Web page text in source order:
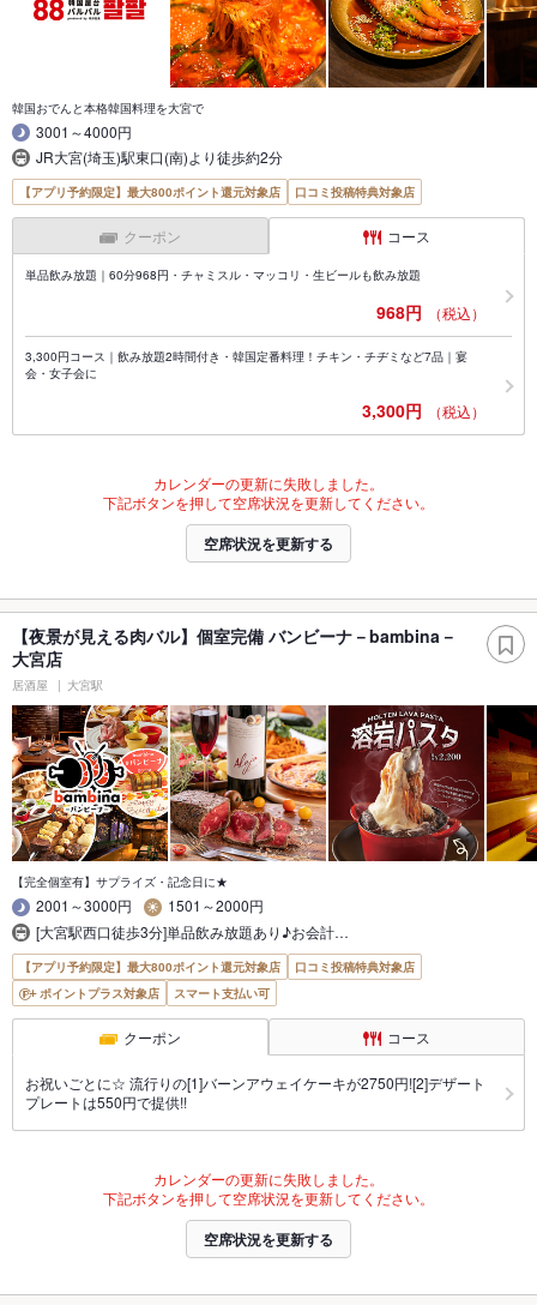
韓国おでんと本格韓国料理を大宮で
3001～4000円
JR大宮(埼玉)駅東口(南)より徒歩約2分
【アプリ予約限定】最大800ポイント還元対象店 口コミ投稿特典対象店
クーポン コース
単品飲み放題｜60分968円・チャミスル・マッコリ・生ビールも飲み放題
968円 （税込）
3,300円コース｜飲み放題2時間付き・韓国定番料理！チキン・チヂミなど7品｜宴
会・女子会に
3,300円 （税込）
カレンダーの更新に失敗しました。
下記ボタンを押して空席状況を更新してください。
空席状況を更新する
【夜景が見える肉バル】個室完備 バンビーナ－bambina－
大宮店
居酒屋 大宮駅
【完全個室有】サプライズ・記念日に★
2001～3000円
1501～2000円
[大宮駅西口徒歩3分]単品飲み放題あり♪お会計…
【アプリ予約限定】最大800ポイント還元対象店
口コミ投稿特典対象店
ポイントプラス対象店
スマート支払い可
クーポン コース
お祝いごとに☆ 流行りの[1]バーンアウェイケーキが2750円![2]デザート
プレートは550円で提供!!
カレンダーの更新に失敗しました。
下記ボタンを押して空席状況を更新してください。
空席状況を更新する